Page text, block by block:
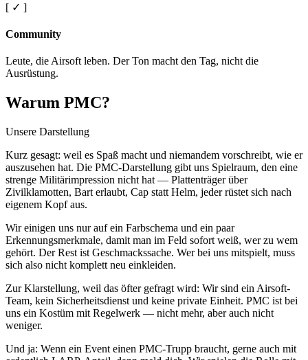
[ ✓ ]
Community
Leute, die Airsoft leben. Der Ton macht den Tag, nicht die
Ausrüstung.
Warum PMC?
Unsere Darstellung
Kurz gesagt: weil es Spaß macht und niemandem vorschreibt, wie er
auszusehen hat. Die PMC-Darstellung gibt uns Spielraum, den eine
strenge Militärimpression nicht hat — Plattenträger über
Zivilklamotten, Bart erlaubt, Cap statt Helm, jeder rüstet sich nach
eigenem Kopf aus.
Wir einigen uns nur auf ein Farbschema und ein paar
Erkennungsmerkmale, damit man im Feld sofort weiß, wer zu wem
gehört. Der Rest ist Geschmackssache. Wer bei uns mitspielt, muss
sich also nicht komplett neu einkleiden.
Zur Klarstellung, weil das öfter gefragt wird: Wir sind ein Airsoft-
Team, kein Sicherheitsdienst und keine private Einheit. PMC ist bei
uns ein Kostüm mit Regelwerk — nicht mehr, aber auch nicht
weniger.
Und ja: Wenn ein Event einen PMC-Trupp braucht, gerne auch mit